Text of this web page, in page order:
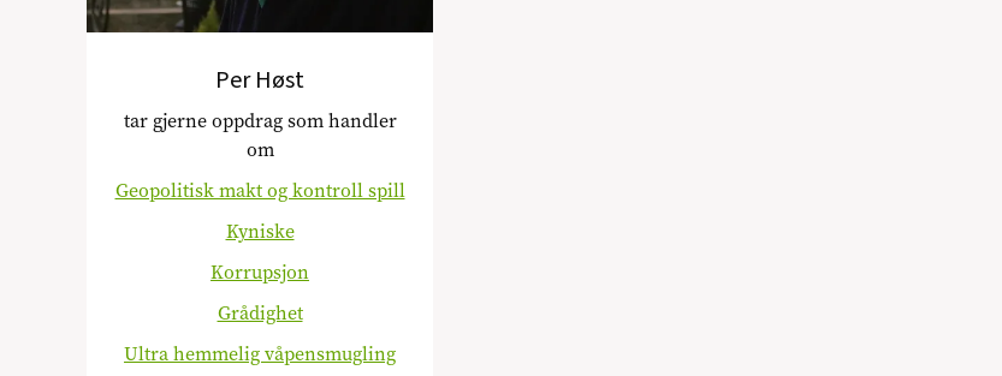
Per Høst
tar gjerne oppdrag som handler
om
Geopolitisk makt og kontroll spill
Kyniske
Korrupsjon
Grådighet
Ultra hemmelig våpensmugling